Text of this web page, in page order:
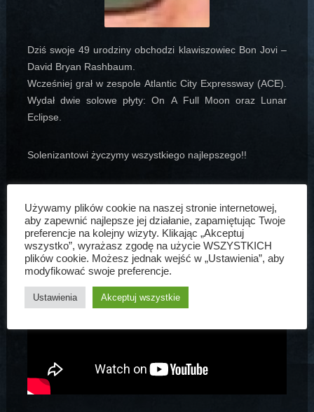
Dziś swoje 49 urodziny obchodzi klawiszowiec Bon Jovi –
David Bryan Rashbaum.
Wcześniej grał w zespole Atlantic City Expressway (ACE).
Wydał dwie solowe płyty: On A Full Moon oraz Lunar
Eclipse
Solenizantowi życzymy wszystkiego najlepszego!!
Używamy plików cookie na naszej stronie internetowej,
aby zapewnić najlepsze jej działanie, zapamiętując Twoje
preferencje na kolejny wizyty. Klikając „Akceptuj
wszystko”, wyrażasz zgodę na użycie WSZYSTKICH
plików cookie. Możesz jednak wejść w „Ustawienia”, aby
modyfikować swoje preferencje.
Ustawienia Akceptuj wszystkie